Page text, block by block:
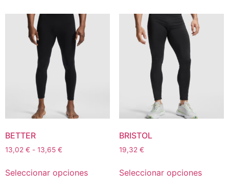
BETTER
13,02 € - 13,65 €
Seleccionar opciones
BRISTOL
19,32 €
Seleccionar opciones